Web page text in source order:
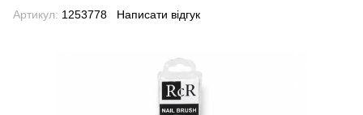
Артикул: 1253778 Написати відгук